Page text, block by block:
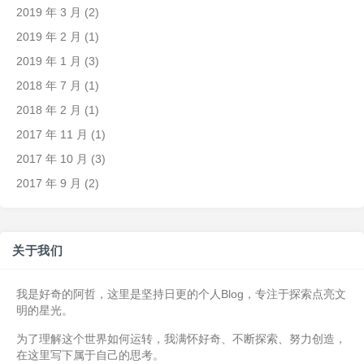
2019 年 3 月 (2)
2019 年 2 月 (1)
2019 年 1 月 (3)
2018 年 7 月 (1)
2018 年 2 月 (1)
2017 年 11 月 (1)
2017 年 10 月 (3)
2017 年 9 月 (2)
关于我们
我是好奇的阿哲，这里是坚持日更的个人Blog，专注于探索点亮文
明的星光。
为了理解这个世界如何运转，我满怀好奇、不断探索、努力创造，
在这里写下属于自己的思考。